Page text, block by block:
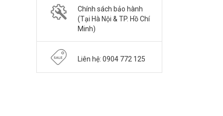
Chính sách bảo hành
(Tại Hà Nội & TP. Hồ Chí
Minh)
Liên hệ: 0904 772 125